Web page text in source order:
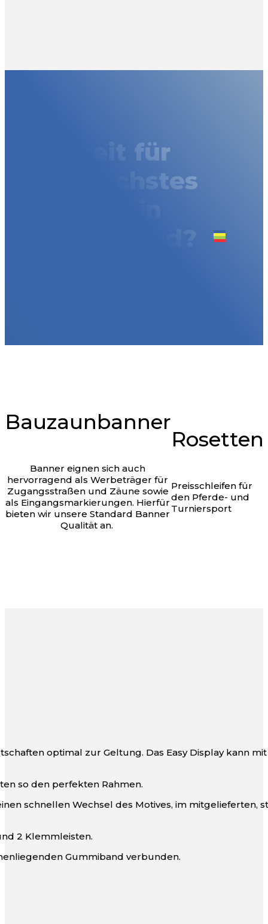
Bereit für
dein nächstes
Deutschland?
Bauzaunbanner
Banner eignen sich auch
hervorragend als Werbeträger für
Zugangsstraßen und Zäune sowie
als Eingangsmarkierungen. Hierfür
bieten wir unsere Standard Banner
Qualität an.
Rosetten
Preisschleifen für
den Pferde- und
Turniersport
optimal zur Geltung. Das Easy Display kann
so den perfekten Rahmen.
schnellen Wechsel des Motives, im mitgelieferten,
2 Klemmleisten.
Gummiband verbunden.